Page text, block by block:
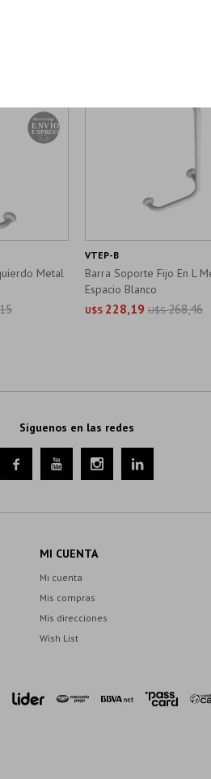
Metal
Barra Soporte Fijo En L
Espacio Blanco
U$S 228,19 U$S 268,46
VTEP-B
Síguenos en las redes
   
MI CUENTA
Mi cuenta
Mis compras
Mis direcciones
Wish List